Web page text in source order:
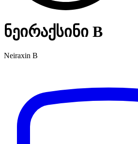
ნეირაქსინი B
Neiraxin B